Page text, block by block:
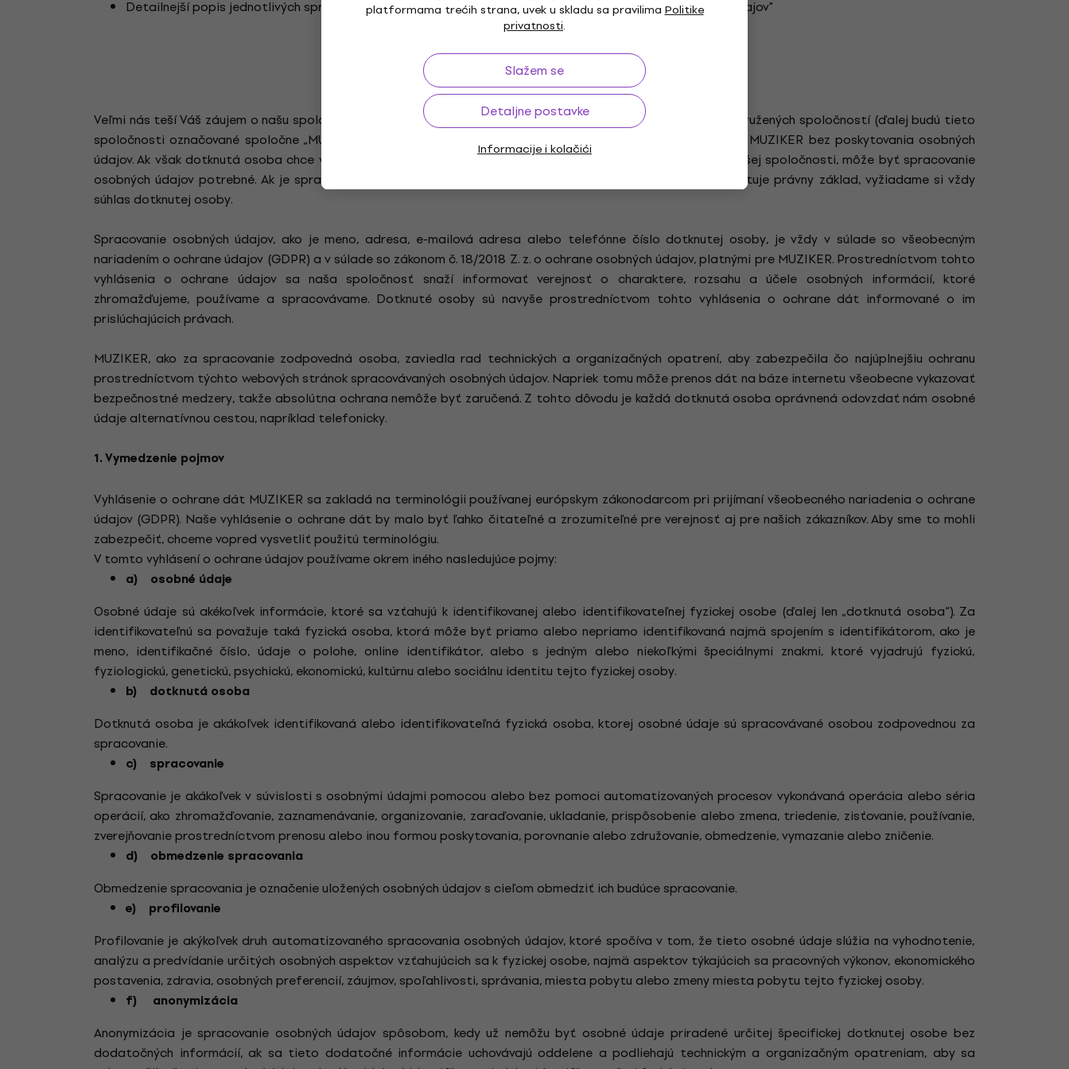
platformama trećih strana, uvek u skladu sa pravilimaPolitike
privatnosti.
Slažem se
Detaljne postavke
Informacije i kolačići
Detailnejší popis jednotlivých spracovateľských operácií nájdete v záložke "Zásady ochrany osobných údajov"
Zásady ochrany osobných údajov
Veľmi nás teší Váš záujem o našu spoločnosť. Ochrana dát je pre vedenie spoločnosti MUZIKER, a.s., a jej pridružených spoločností (ďalej budú tieto
spoločnosti označované spoločne „MUZIKER“) osobitne dôležitá. V zásade je možné použiť webové stránky MUZIKER bez poskytovania osobných
údajov. Ak však dotknutá osoba chce využívať prostredníctvom našich webových stránok špeciálne služby našej spoločnosti, môže byť spracovanie
osobných údajov potrebné. Ak je spracovanie osobných údajov vyžadované a pre takéto spracovanie neexistuje právny základ, vyžiadame si vždy
súhlas dotknutej osoby.
Spracovanie osobných údajov, ako je meno, adresa, e-mailová adresa alebo telefónne číslo dotknutej osoby, je vždy v súlade so všeobecným
nariadením o ochrane údajov (GDPR) a v súlade so zákonom č. 18/2018 Z. z. o ochrane osobných údajov, platnými pre MUZIKER. Prostredníctvom tohto
vyhlásenia o ochrane údajov sa naša spoločnosť snaží informovať verejnosť o charaktere, rozsahu a účele osobných informácií, ktoré
zhromažďujeme, používame a spracovávame. Dotknuté osoby sú navyše prostredníctvom tohto vyhlásenia o ochrane dát informované o im
prislúchajúcich právach.
MUZIKER, ako za spracovanie zodpovedná osoba, zaviedla rad technických a organizačných opatrení, aby zabezpečila čo najúplnejšiu ochranu
prostredníctvom týchto webových stránok spracovávaných osobných údajov. Napriek tomu môže prenos dát na báze internetu všeobecne vykazovať
bezpečnostné medzery, takže absolútna ochrana nemôže byť zaručená. Z tohto dôvodu je každá dotknutá osoba oprávnená odovzdať nám osobné
údaje alternatívnou cestou, napríklad telefonicky.
1. Vymedzenie pojmov
Vyhlásenie o ochrane dát MUZIKER sa zakladá na terminológii používanej európskym zákonodarcom pri prijímaní všeobecného nariadenia o ochrane
údajov (GDPR). Naše vyhlásenie o ochrane dát by malo byť ľahko čitateľné a zrozumiteľné pre verejnosť aj pre našich zákazníkov. Aby sme to mohli
zabezpečiť, chceme vopred vysvetliť použitú terminológiu.
V tomto vyhlásení o ochrane údajov používame okrem iného nasledujúce pojmy:
a) osobné údaje
Osobné údaje sú akékoľvek informácie, ktoré sa vzťahujú k identifikovanej alebo identifikovateľnej fyzickej osobe (ďalej len „dotknutá osoba“). Za
identifikovateľnú sa považuje taká fyzická osoba, ktorá môže byť priamo alebo nepriamo identifikovaná najmä spojením s identifikátorom, ako je
meno, identifikačné číslo, údaje o polohe, online identifikátor, alebo s jedným alebo niekoľkými špeciálnymi znakmi, ktoré vyjadrujú fyzickú,
fyziologickú, genetickú, psychickú, ekonomickú, kultúrnu alebo sociálnu identitu tejto fyzickej osoby.
b) dotknutá osoba
Dotknutá osoba je akákoľvek identifikovaná alebo identifikovateľná fyzická osoba, ktorej osobné údaje sú spracovávané osobou zodpovednou za
spracovanie.
c) spracovanie
Spracovanie je akákoľvek v súvislosti s osobnými údajmi pomocou alebo bez pomoci automatizovaných procesov vykonávaná operácia alebo séria
operácií, ako zhromažďovanie, zaznamenávanie, organizovanie, zaraďovanie, ukladanie, prispôsobenie alebo zmena, triedenie, zisťovanie, používanie,
zverejňovanie prostredníctvom prenosu alebo inou formou poskytovania, porovnanie alebo združovanie, obmedzenie, vymazanie alebo zničenie.
d) obmedzenie spracovania
Obmedzenie spracovania je označenie uložených osobných údajov s cieľom obmedziť ich budúce spracovanie.
e) profilovanie
Profilovanie je akýkoľvek druh automatizovaného spracovania osobných údajov, ktoré spočíva v tom, že tieto osobné údaje slúžia na vyhodnotenie,
analýzu a predvídanie určitých osobných aspektov vzťahujúcich sa k fyzickej osobe, najmä aspektov týkajúcich sa pracovných výkonov, ekonomického
postavenia, zdravia, osobných preferencií, záujmov, spoľahlivosti, správania, miesta pobytu alebo zmeny miesta pobytu tejto fyzickej osoby.
f) anonymizácia
Anonymizácia je spracovanie osobných údajov spôsobom, kedy už nemôžu byť osobné údaje priradené určitej špecifickej dotknutej osobe bez
dodatočných informácií, ak sa tieto dodatočné informácie uchovávajú oddelene a podliehajú technickým a organizačným opatreniam, aby sa